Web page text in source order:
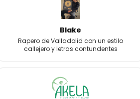
Blake
Rapero de Valladolid con un estilo
callejero y letras contundentes